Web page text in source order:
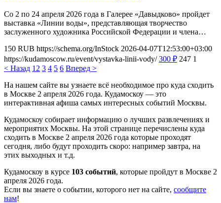
Со 2 по 24 апреля 2026 года в Галерее «Давыдково» пройдет
выставка «Линии воды», представляющая творчество
заслуженного художника Российской Федерации и члена…
150 RUB https://schema.org/InStock 2026-04-07T12:53:00+03:00
https://kudamoscow.ru/event/vystavka-linii-vody/ 300 ₽ 247 1
< Назад 1 2 3 4 5 6 Вперед >
На нашем сайте вы узнаете всё необходимое про куда сходить
в Москве 2 апреля 2026 года. Кудамоскоу — это
интерактивная афиша самых интересных событий Москвы.
Кудамоскоу собирает информацию о лучших развлечениях и
мероприятих Москвы. На этой странице перечислены куда
сходить в Москве 2 апреля 2026 года которые проходят
сегодня, либо будут проходить скоро: например завтра, на
этих выходных и т.д.
Кудамоскоу в курсе 103 событий, которые пройдут в Москве 2
апреля 2026 года.
Если вы знаете о событии, которого нет на сайте, сообщите
нам!